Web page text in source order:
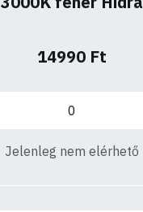
14990 Ft
Jelenleg nem elérhető